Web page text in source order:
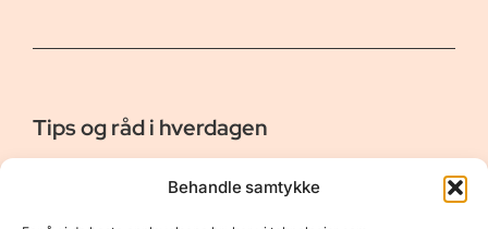
Behandle samtykke
Tips og råd i hverdagen
Er vår bloggside hvor vi ønsker å dele våre opplevelser og
gi deg råd og tips innen reiser, hotell - og restauranter,
naturopplevelser, personlig pleie, data, film og bøker m.m.